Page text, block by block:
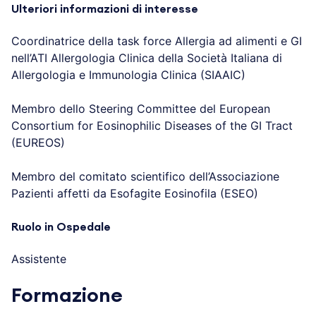
Ulteriori informazioni di interesse
Coordinatrice della task force Allergia ad alimenti e GI
nell’ATI Allergologia Clinica della Società Italiana di
Allergologia e Immunologia Clinica (SIAAIC)
Membro dello Steering Committee del European
Consortium for Eosinophilic Diseases of the GI Tract
(EUREOS)
Membro del comitato scientifico dell’Associazione
Pazienti affetti da Esofagite Eosinofila (ESEO)
Ruolo in Ospedale
Assistente
Formazione